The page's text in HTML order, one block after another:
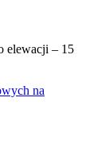
elewacji – 15